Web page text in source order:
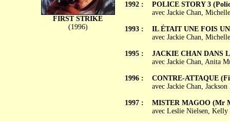
FIRST STRIKE
(1996)
1992 :
1993 :
1995 :
1996 :
1997 :
POLICE STORY 3
avec Jackie Chan,
IL ÉTAIT UNE FOIS
avec Jackie Chan,
JACKIE CHAN DANS
avec Jackie Chan, Anita
CONTRE-ATTAQUE
avec Jackie Chan,
MISTER MAGOO (Mr
avec Leslie Nielsen,